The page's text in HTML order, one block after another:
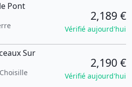
Pont
2,189 €
Vérifié aujourd'hui
Sur
2,190 €
Vérifié aujourd'hui